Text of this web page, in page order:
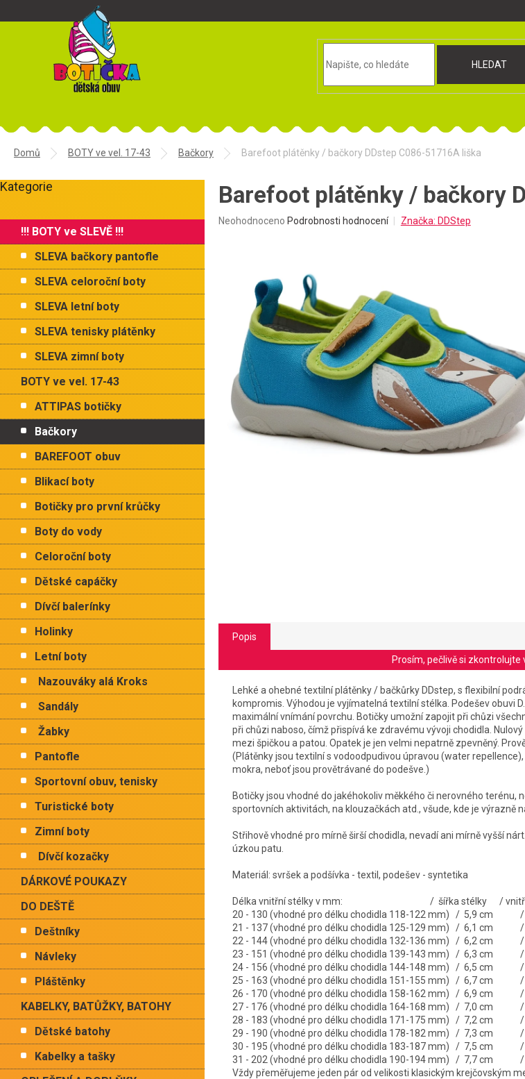
HLEDAT
Domů BOTY ve vel. 17-43 Bačkory Barefoot plátěnky / bačkory DDstep C086-51716A liška
o
t
n
í
n
l
Přeskočit
Kategorie
!!! BOTY ve SLEVĚ !!!
SLEVA bačkory pantofle
SLEVA celoroční boty
SLEVA letní boty
SLEVA tenisky plátěnky
SLEVA zimní boty
BOTY ve vel. 17-43
ATTIPAS botičky
Bačkory
BAREFOOT obuv
Blikací boty
Botičky pro první krůčky
Boty do vody
Celoroční boty
Dětské capáčky
Dívčí balerínky
Holinky
Letní boty
Nazouváky alá Kroks
Sandály
Žabky
Pantofle
Sportovní obuv, tenisky
Turistické boty
Zimní boty
Dívčí kozačky
DÁRKOVÉ POUKAZY
DO DEŠTĚ
Deštníky
Návleky
Pláštěnky
KABELKY, BATŮŽKY, BATOHY
Dětské batohy
Kabelky a tašky
Barefoot plátěnky / bačkory
Průměrné
hvězdiček.
Neohodnoceno Podrobnosti hodnocení Značka: DDStep
Popis
Prosím, pečlivě si
Lehké a ohebné textilní plátěnky / bačkůrky DDstep, s flexibilní
kompromis. Výhodou je vyjímatelná textilní stélka. Podešev obuvi
maximální vnímání povrchu. Botičky umožní zapojit při chůzi
při chůzi naboso, čímž přispívá ke zdravému vývoji chodidla. Nulový
mezi špičkou a patou. Opatek je jen velmi nepatrně zpevněný.
(Plátěnky jsou textilní s vodoodpudivou úpravou (water
mokra, neboť jsou provětrávané do podešve.)
Botičky jsou vhodné do jakéhokoliv měkkého či nerovného terénu,
sportovních aktivitách, na klouzačkách atd., všude, kde je výrazně
Střihově vhodné pro mírně širší chodidla, nevadí ani mírně vyšší
úzkou patu.
Materiál: svršek a podšívka - textil, podešev - syntetika
Délka vnitřní stélky v mm: / šířka stélky / vnitřní
20 - 130 (vhodné pro délku chodidla 118-122 mm) / 5,9 cm /
21 - 137 (vhodné pro délku chodidla 125-129 mm) / 6,1 cm /
22 - 144 (vhodné pro délku chodidla 132-136 mm) / 6,2 cm /
23 - 151 (vhodné pro délku chodidla 139-143 mm) / 6,3 cm /
24 - 156 (vhodné pro délku chodidla 144-148 mm) / 6,5 cm /
25 - 163 (vhodné pro délku chodidla 151-155 mm) / 6,7 cm /
26 - 170 (vhodné pro délku chodidla 158-162 mm) / 6,9 cm /
27 - 176 (vhodné pro délku chodidla 164-168 mm) / 7,0 cm /
28 - 183 (vhodné pro délku chodidla 171-175 mm) / 7,2 cm /
29 - 190 (vhodné pro délku chodidla 178-182 mm) / 7,3 cm /
30 - 195 (vhodné pro délku chodidla 183-187 mm) / 7,5 cm /
31 - 202 (vhodné pro délku chodidla 190-194 mm) / 7,7 cm /
Vždy přeměřujeme jeden pár od velikosti klasickým krejčovským